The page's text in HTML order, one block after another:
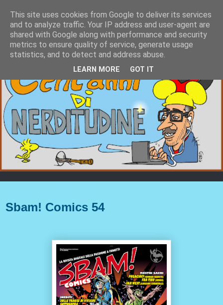
Sbam! Comics 54
This site uses cookies from Google to deliver its services
and to analyze traffic. Your IP address and user-agent are
shared with Google along with performance and security
metrics to ensure quality of service, generate usage
statistics, and to detect and address abuse.
LEARN MORE GOT IT